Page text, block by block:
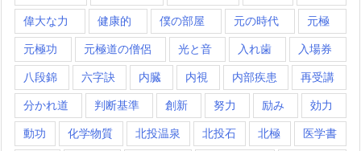
偉大な力 健康的 僕の部屋 元の時代 元極
元極功 元極道の僧侶 光と音 入れ歯 入場券
八段錦 六字訣 内臓 内視 内部疾患 再受講
分かれ道 判断基準 創新 努力 励み 効力
動功 化学物質 北投温泉 北投石 北極 医学書